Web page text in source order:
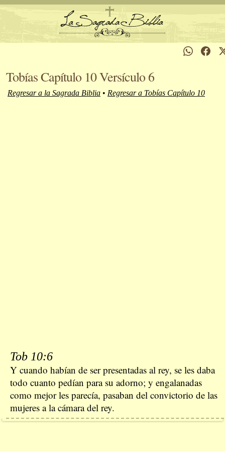
Tobías Capítulo 10 Versículo 6
Regresar a la Sagrada Biblia • Regresar a Tobías Capítulo 10
Tob 10:6
Y cuando habían de ser presentadas al rey, se les daba
todo cuanto pedían para su adorno; y engalanadas
como mejor les parecía, pasaban del convictorio de las
mujeres a la cámara del rey.